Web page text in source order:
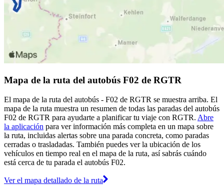
Mapa de la ruta del autobús F02 de RGTR
El mapa de la ruta del autobús - F02 de RGTR se muestra arriba. El
mapa de la ruta muestra un resumen de todas las paradas del autobús
F02 de RGTR para ayudarte a planificar tu viaje con RGTR. Abre
la aplicación para ver información más completa en un mapa sobre
la ruta, incluidas alertas sobre una parada concreta, como paradas
cerradas o trasladadas. También puedes ver la ubicación de los
vehículos en tiempo real en el mapa de la ruta, así sabrás cuándo
está cerca de tu parada el autobús F02.
Ver el mapa detallado de la ruta